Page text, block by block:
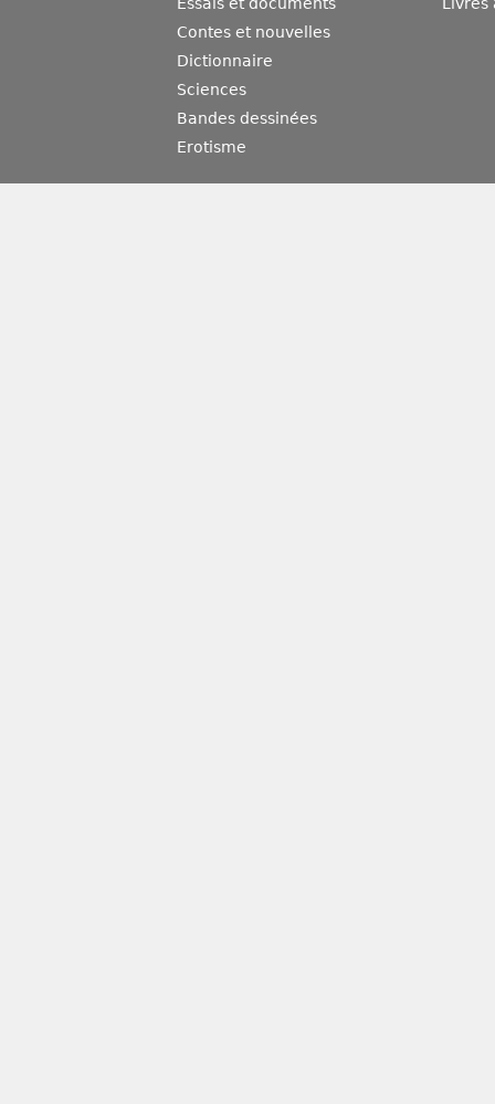
Essais et documents
Contes et nouvelles
Dictionnaire
Sciences
Bandes dessinées
Erotisme
Livres